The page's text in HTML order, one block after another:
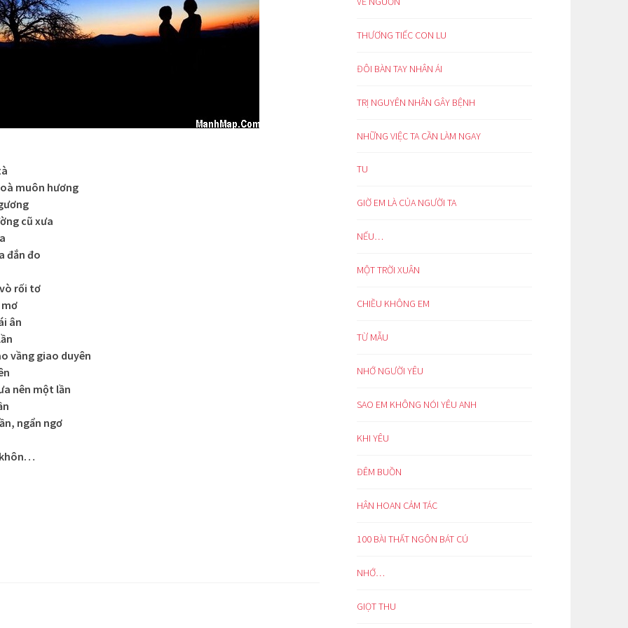
muôn hương
cũ xưa
đắn đo
rối tơ
ân
vầng giao duyên
nên một lần
ngẩn ngơ
khôn…
THƯƠNG TIẾC CON LU
ĐÔI BÀN TAY NHÂN ÁI
TRỊ NGUYÊN NHÂN GÂY BỆNH
NHỮNG VIỆC TA CẦN LÀM NGAY
TU
GIỜ EM LÀ CỦA NGƯỜI TA
NẾU…
MỘT TRỜI XUÂN
CHIỀU KHÔNG EM
TỪ MẪU
NHỚ NGƯỜI YÊU
SAO EM KHÔNG NÓI YÊU ANH
KHI YÊU
ĐÊM BUỒN
HÂN HOAN CẢM TÁC
100 BÀI THẤT NGÔN BÁT CÚ
NHỚ…
GIỌT THU